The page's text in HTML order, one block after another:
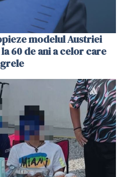
modelul Austriei
60 de ani a celor care